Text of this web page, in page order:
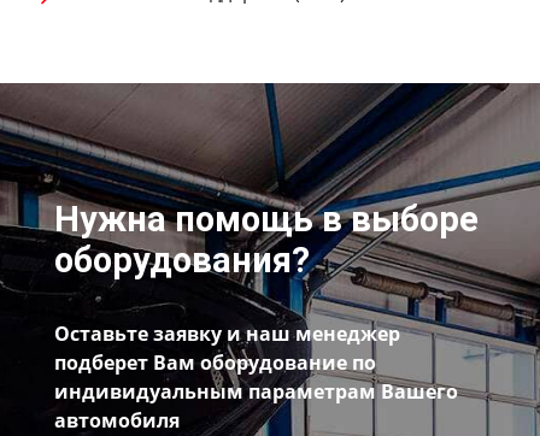
Нужна помощь в выборе
оборудования?
Оставьте заявку и наш менеджер
подберет Вам оборудование по
индивидуальным параметрам Вашего
автомобиля